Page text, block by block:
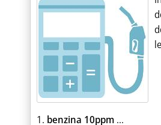
1. benzina 10ppm ... Leggi